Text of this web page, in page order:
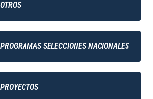
OTROS
PROGRAMAS SELECCIONES NACIONALES
PROYECTOS